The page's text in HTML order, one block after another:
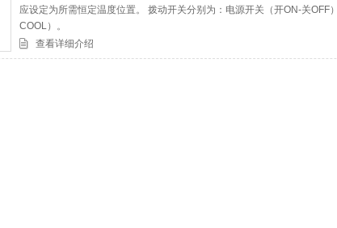
应设定为所需恒定温度位置。 拨动开关分别为：电源开关（开ON-关OFF
COOL）。
查看详细介绍